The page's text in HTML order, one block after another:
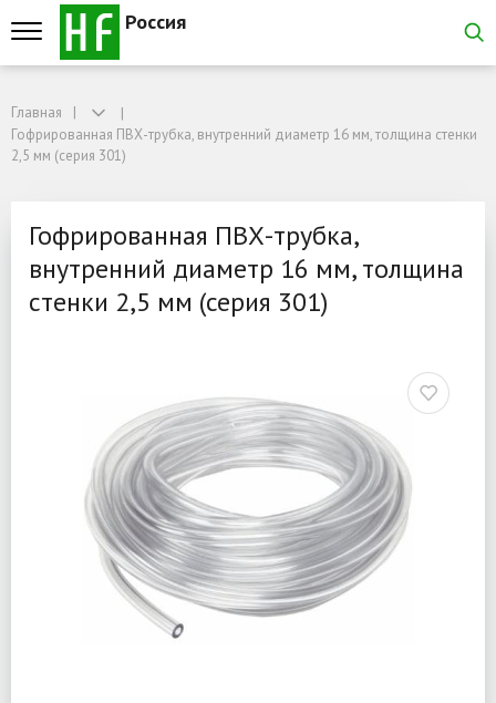
Россия
Гофрированная ПВХ-трубка, внутренний диаметр 16 мм, толщина стенки 2,5
Гофрированная ПВХ-
Главная
Гофрированная ПВХ-трубка, внутренний диаметр 16 мм, толщина стенки
2,5 мм (серия 301)
Гофрированная ПВХ-трубка,
внутренний диаметр 16 мм, толщина
стенки 2,5 мм (серия 301)